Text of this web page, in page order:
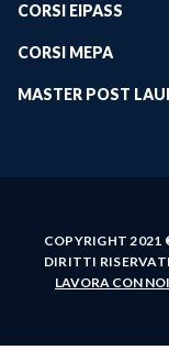
CORSI EIPASS
CORSI MEPA
MASTER POST
COPYRIGHT 2021
DIRITTI
LAVORA CON NOI